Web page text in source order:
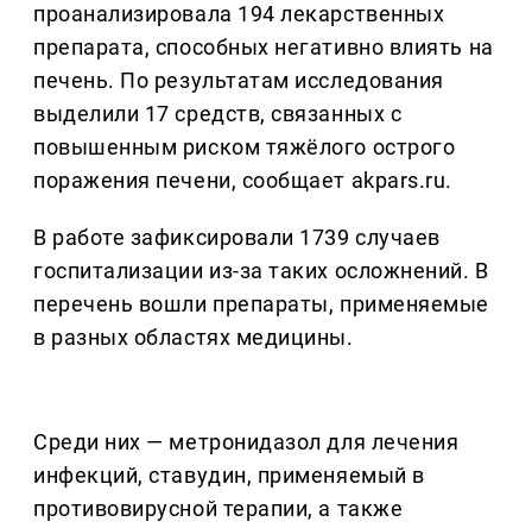
проанализировала 194 лекарственных
препарата, способных негативно влиять на
печень. По результатам исследования
выделили 17 средств, связанных с
повышенным риском тяжёлого острого
поражения печени, сообщает akpars.ru.
В работе зафиксировали 1739 случаев
госпитализации из-за таких осложнений. В
перечень вошли препараты, применяемые
в разных областях медицины.
Среди них — метронидазол для лечения
инфекций, ставудин, применяемый в
противовирусной терапии, а также